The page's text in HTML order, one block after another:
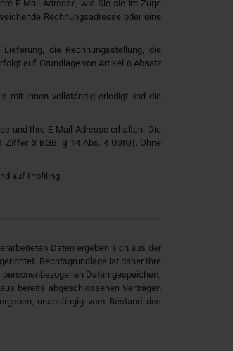
E-Mail-Adresse, wie Sie sie im Zuge
Rechnungsadresse oder eine
die Rechnungsstellung, die
auf Grundlage von Artikel 6 Absatz
mit Ihnen vollständig erledigt und die
und Ihre E-Mail-Adresse erhalten. Die
3 BGB, § 14 Abs. 4 UStG). Ohne
auf Profiling.
Daten ergeben sich aus der
Rechtsgrundlage ist daher Ihre
Daten gespeichert,
bereits abgeschlossenen Verträgen
unabhängig vom Bestand des